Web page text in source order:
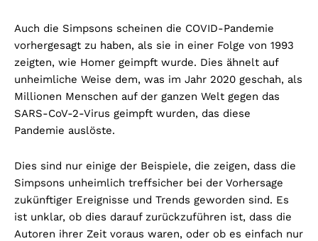
Auch die Simpsons scheinen die COVID-Pandemie
vorhergesagt zu haben, als sie in einer Folge von 1993
zeigten, wie Homer geimpft wurde. Dies ähnelt auf
unheimliche Weise dem, was im Jahr 2020 geschah, als
Millionen Menschen auf der ganzen Welt gegen das
SARS-CoV-2-Virus geimpft wurden, das diese
Pandemie auslöste.
Dies sind nur einige der Beispiele, die zeigen, dass die
Simpsons unheimlich treffsicher bei der Vorhersage
zukünftiger Ereignisse und Trends geworden sind. Es
ist unklar, ob dies darauf zurückzuführen ist, dass die
Autoren ihrer Zeit voraus waren, oder ob es einfach nur